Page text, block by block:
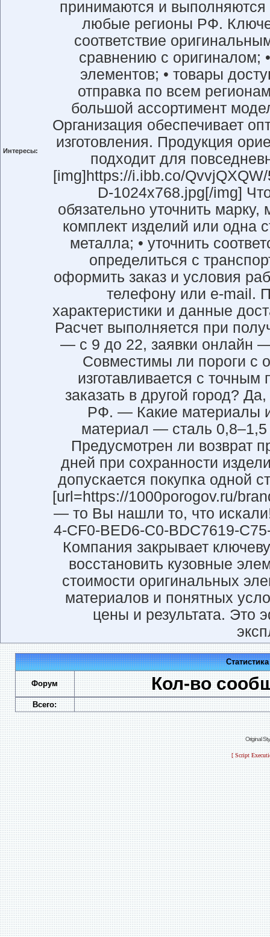
Интересы:
принимаются и выполняются
любые регионы РФ.
соответствие
сравнению с оригиналом;
элементов; • товары
отправка по всем
большой ассортимент
Организация обеспечивает
изготовления. Продукция
подходит для
[img]https://i.ibb.co/
D-1024x768.jpg[/img]
обязательно уточнить
комплект изделий или одна
металла; • уточнить
определиться с
оформить заказ и условия
телефону или e-mail.
характеристики и данные
Расчет выполняется при
— с 9 до 22, заявки онлайн
Совместимы ли пороги с
изготавливается с
заказать в другой город?
РФ. — Какие материалы
материал — сталь
Предусмотрен ли возврат
дней при сохранности
допускается покупка одной
[url=https://1000porogov.ru/
— то Вы нашли то, что
4-CF0-BED6-C0-BDC7619-
Компания закрывает
восстановить кузовные
стоимости оригинальных
материалов и понятных
цены и результата. Это
Форум Кол-во
Всего:
Original
[ Script